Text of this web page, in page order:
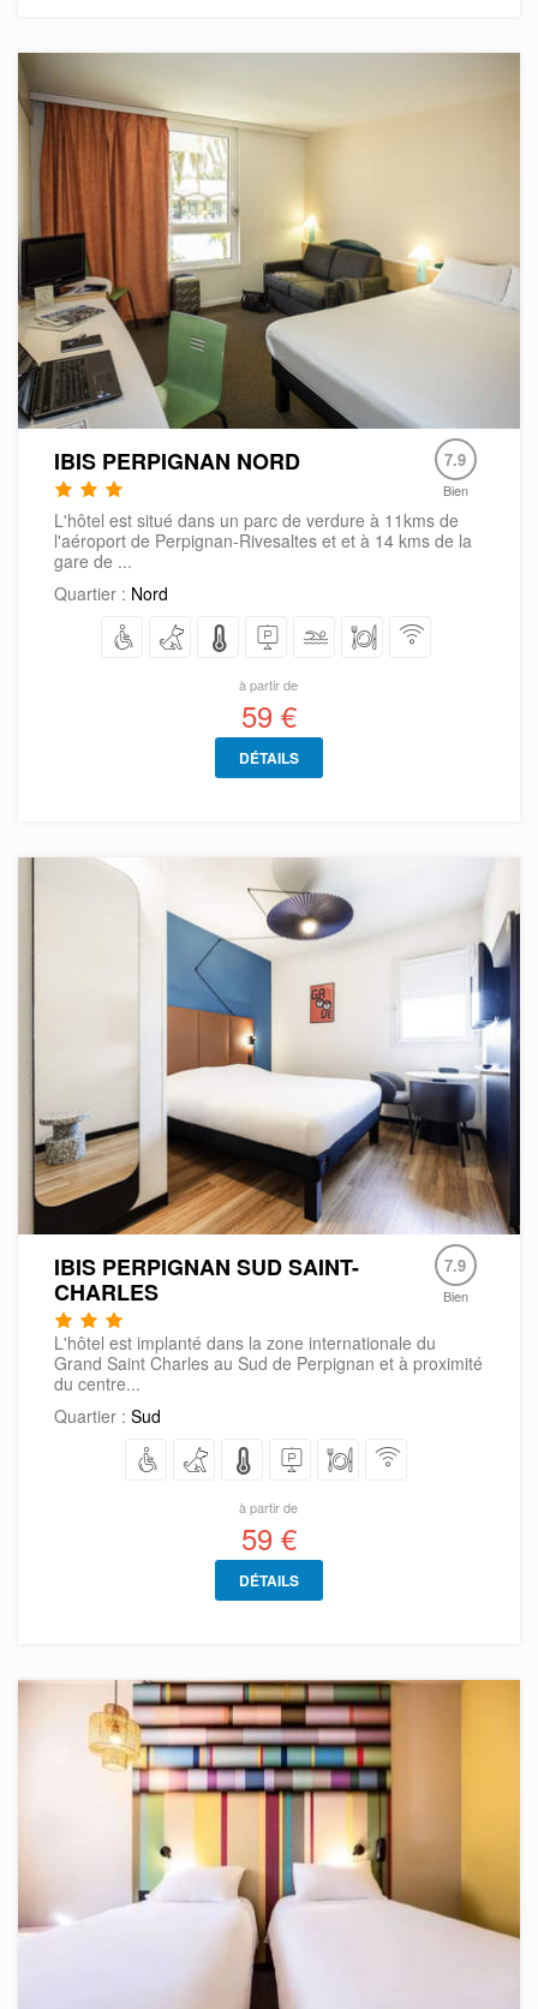
IBIS PERPIGNAN NORD 7.9
Bien
L'hôtel est situé dans un parc de verdure à 11kms de
l'aéroport de Perpignan-Rivesaltes et et à 14 kms de la
gare de ...
Quartier : Nord
à partir de
59 €
DÉTAILS
IBIS PERPIGNAN SUD SAINT-
CHARLES
7.9
Bien
L'hôtel est implanté dans la zone internationale du
Grand Saint Charles au Sud de Perpignan et à proximité
du centre...
Quartier : Sud
à partir de
59 €
DÉTAILS